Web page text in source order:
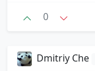
0
Dmitriy Che